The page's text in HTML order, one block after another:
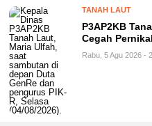
TANAH LAUT
P3AP2KB
Cegah
Rabu, 5 Agu 2026 -